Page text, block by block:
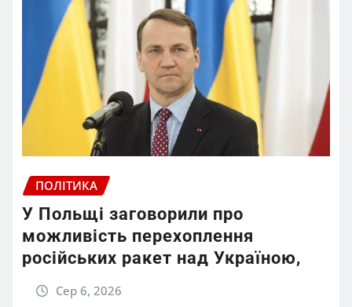
ПОЛІТИКА
У Польщі заговорили про
можливість перехоплення
російських ракет над Україною,
Сер 6, 2026